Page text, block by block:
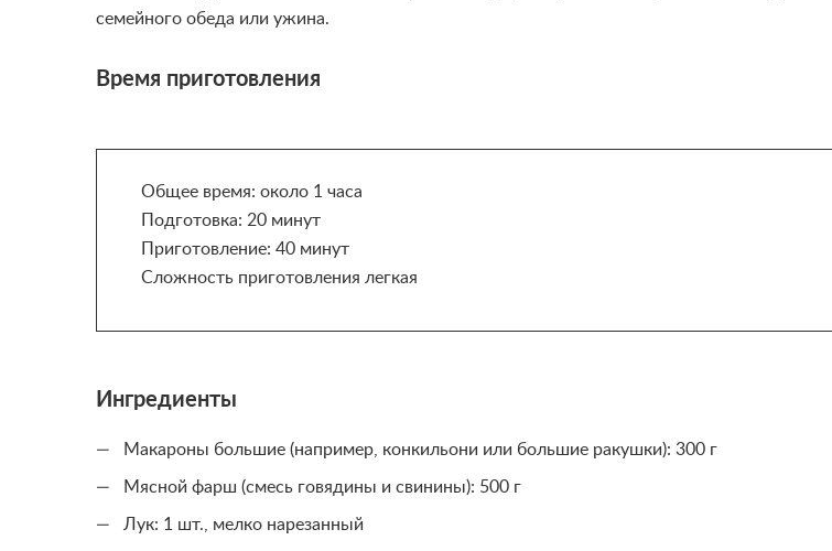
семейного обеда или ужина.
Время приготовления
Общее время: около 1 часа
Подготовка: 20 минут
Приготовление: 40 минут
Сложность приготовления легкая
Ингредиенты
Макароны большие (например, конкильони или большие ракушки): 300 г
Мясной фарш (смесь говядины и свинины): 500 г
Лук: 1 шт., мелко нарезанный